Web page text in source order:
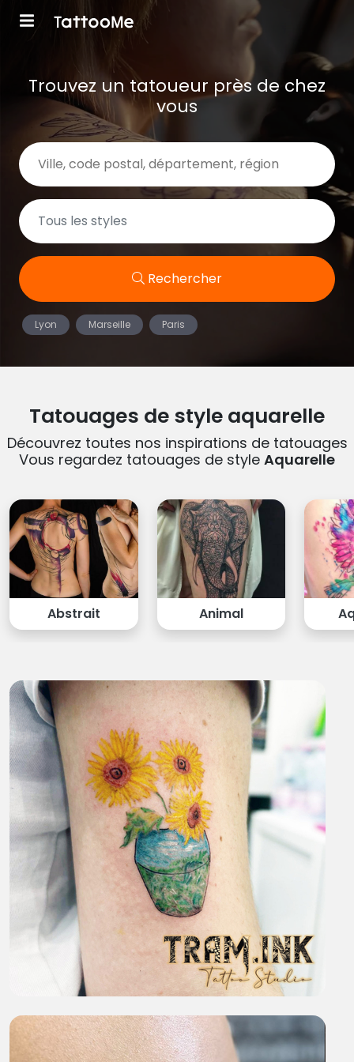
Trouvez un tatoueur près de chez
vous
Rechercher
Lyon Marseille Paris
Tatouages de style aquarelle
Découvrez toutes nos inspirations de tatouages
Vous regardez tatouages de style Aquarelle
Abstrait Animal